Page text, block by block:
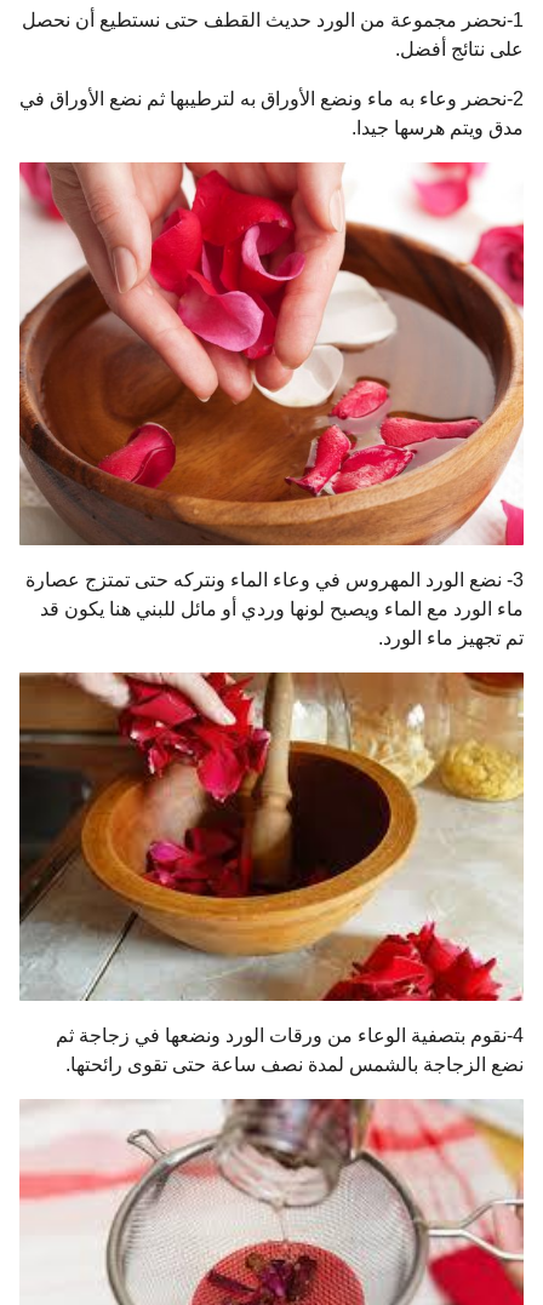
1-نحضر مجموعة من الورد حديث القطف حتى نستطيع أن نحصل
على نتائج أفضل.
2-نحضر وعاء به ماء ونضع الأوراق به لترطيبها ثم نضع الأوراق في
مدق ويتم هرسها جيدا.
3- نضع الورد المهروس في وعاء الماء ونتركه حتى تمتزج عصارة
ماء الورد مع الماء ويصبح لونها وردي أو مائل للبني هنا يكون قد
تم تجهيز ماء الورد.
4-نقوم بتصفية الوعاء من ورقات الورد ونضعها في زجاجة ثم
نضع الزجاجة بالشمس لمدة نصف ساعة حتى تقوى رائحتها.